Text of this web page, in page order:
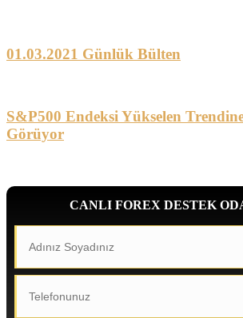
01.03.2021 Günlük Bülten
S&P500 Endeksi Yükselen
Görüyor
CANLI FOREX DESTEK